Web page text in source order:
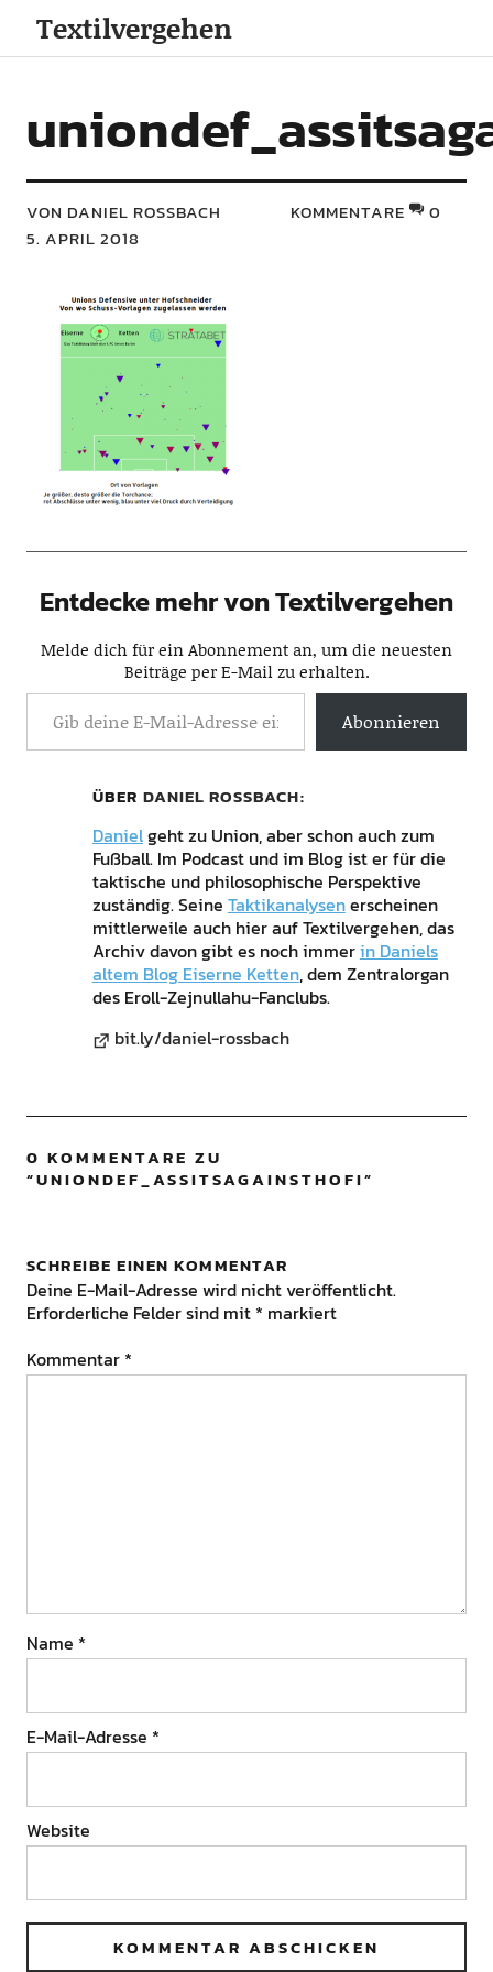
Textilvergehen
VON DANIEL ROSSBACH
5. APRIL 2018
KOMMENTARE 0
Entdecke mehr von Textilvergehen
Melde dich für ein Abonnement an, um die neuesten
Beiträge per E-Mail zu erhalten.
Abonnieren
ÜBER DANIEL ROSSBACH
Danielgeht zu Union, aber schon auch zum
Fußball. Im Podcast und im Blog ist er für die
taktische und philosophische Perspektive
zuständig. Seine Taktikanalysenerscheinen
mittlerweile auch hier auf Textilvergehen, das
Archiv davon gibt es noch immerin Daniels
altem Blog Eiserne Ketten, dem Zentralorgan
des Eroll-Zejnullahu-Fanclubs.
bit.ly/daniel-rossbach
0 KOMMENTARE ZU
“UNIONDEF_ASSITSAGAINSTHOFI”
SCHREIBE EINEN KOMMENTAR
Deine E-Mail-Adresse wird nicht veröffentlicht.
Erforderliche Felder sind mit * markiert
Kommentar *
Name *
E-Mail-Adresse *
Website